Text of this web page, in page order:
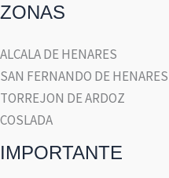
ZONAS
ALCALA DE HENARES
SAN FERNANDO DE HENARES
TORREJON DE ARDOZ
COSLADA
IMPORTANTE